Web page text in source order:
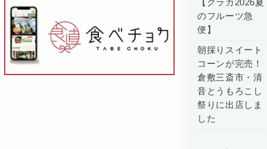
【クラカ2026夏
のフルーツ急
便】
朝採りスイート
コーンが完売！
倉敷三斎市・清
音とうもろこし
祭りに出店しま
した